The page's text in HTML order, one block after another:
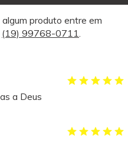
produto entre em
(19) 99768-0711.
a Deus